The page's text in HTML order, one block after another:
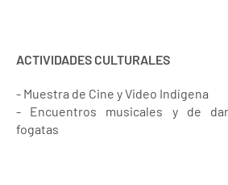
ACTIVIDADES CULTURALES
- Muestra de Cine y Video Indígena
- Encuentros musicales y de
fogatas